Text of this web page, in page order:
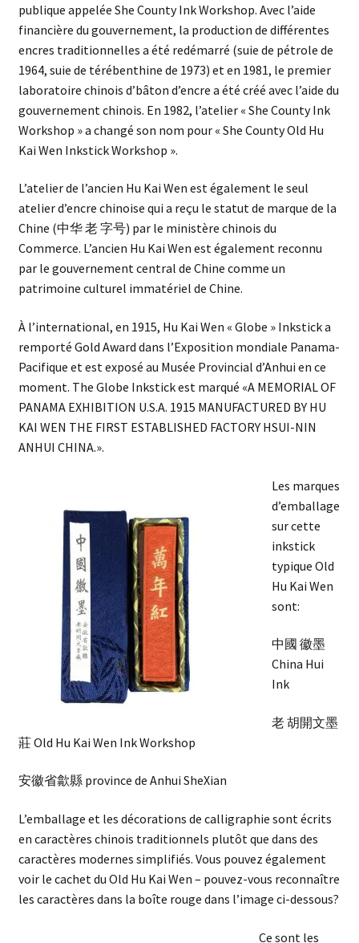
publique appelée She County Ink Workshop. Avec l’aide
financière du gouvernement, la production de différentes
encres traditionnelles a été redémarré (suie de pétrole de
1964, suie de térébenthine de 1973) et en 1981, le premier
laboratoire chinois d’bâton d’encre a été créé avec l’aide du
gouvernement chinois. En 1982, l’atelier « She County Ink
Workshop » a changé son nom pour « She County Old Hu
Kai Wen Inkstick Workshop ».
L’atelier de l’ancien Hu Kai Wen est également le seul
atelier d’encre chinoise qui a reçu le statut de marque de la
Chine (中华 老 字号) par le ministère chinois du
Commerce. L’ancien Hu Kai Wen est également reconnu
par le gouvernement central de Chine comme un
patrimoine culturel immatériel de Chine.
À l’international, en 1915, Hu Kai Wen « Globe » Inkstick a
remporté Gold Award dans l’Exposition mondiale Panama-
Pacifique et est exposé au Musée Provincial d’Anhui en ce
moment. The Globe Inkstick est marqué «A MEMORIAL OF
PANAMA EXHIBITION U.S.A. 1915 MANUFACTURED BY HU
KAI WEN THE FIRST ESTABLISHED FACTORY HSUI-NIN
ANHUI CHINA.».
Les marques
d’emballage
sur cette
inkstick
typique Old
Hu Kai Wen
sont:
中國 徽墨
China Hui
Ink
老 胡開文墨
莊 Old Hu Kai Wen Ink Workshop
安徽省歙縣 province de Anhui SheXian
L’emballage et les décorations de calligraphie sont écrits
en caractères chinois traditionnels plutôt que dans des
caractères modernes simplifiés. Vous pouvez également
voir le cachet du Old Hu Kai Wen – pouvez-vous reconnaître
les caractères dans la boîte rouge dans l’image ci-dessous?
Ce sont les